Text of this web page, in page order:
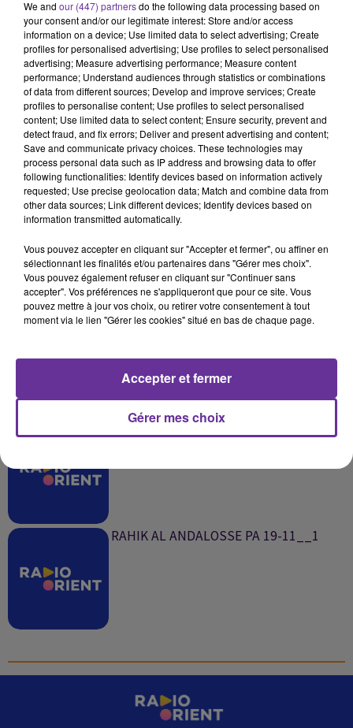
6 novembre 2025 - 3 min 43 sec
SADA L MAGHREB PA 06-11__1
SADA L MAGHREB PA 06-11__1
SADA L MAGHREB PA 06-11__1
SADA L MAGHREB PA 06-11__1
0:00 3 min 43 sec
SUR LE MÊME SUJET
TECH TALK 10 PA 20-11__1.mp3
RAHIK AL ANDALOSSE PA 19-11__1
We and our (447) partnersdo the following data processing based on
your consent and/or our legitimate interest: Store and/or access
information on a device; Use limited data to select advertising; Create
profiles for personalised advertising; Use profiles to select personalised
advertising; Measure advertising performance; Measure content
performance; Understand audiences through statistics or combinations
of data from different sources; Develop and improve services; Create
profiles to personalise content; Use profiles to select personalised
content; Use limited data to select content; Ensure security, prevent and
detect fraud, and fix errors; Deliver and present advertising and content;
Save and communicate privacy choices. These technologies may
process personal data such as IP address and browsing data to offer
following functionalities: Identify devices based on information actively
requested; Use precise geolocation data; Match and combine data from
other data sources; Link different devices; Identify devices based on
information transmitted automatically.
Vous pouvez accepter en cliquant sur "Accepter et fermer", ou affiner en
sélectionnant les finalités et/ou partenaires dans "Gérer mes choix".
Vous pouvez également refuser en cliquant sur "Continuer sans
accepter". Vos préférences ne s'appliqueront que pour ce site. Vous
pouvez mettre à jour vos choix, ou retirer votre consentement à tout
moment via le lien "Gérer les cookies" situé en bas de chaque page.
Gérer mes choix
Accepter et fermer